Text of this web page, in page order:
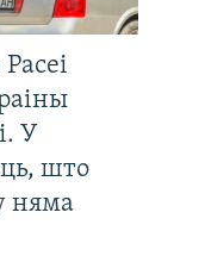
У
што
няма